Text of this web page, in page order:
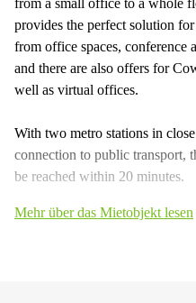
from a small office to a whole
provides the perfect solution
from office spaces, conference
and there are also offers for
well as virtual offices.
With two metro stations in
connection to public transport,
be reached within 20 minutes.
Mehr über das Mietobjekt lesen